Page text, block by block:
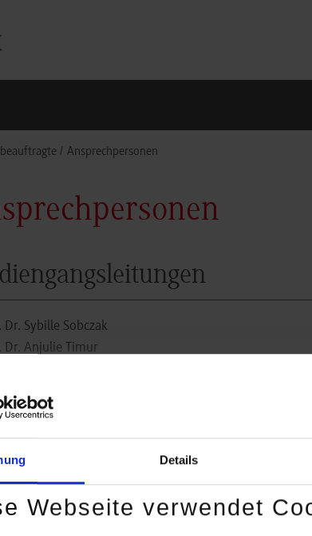
Details
Webseite verwendet
Ansprechpersonen
Dr. Sybille Sobczak
Dr. Anjulie Timur
Dr. Julian Christ
Dr. Elias Steinmüller